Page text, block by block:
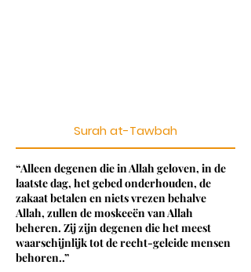
Surah at-Tawbah
“Alleen degenen die in Allah geloven, in de
laatste dag, het gebed onderhouden, de
zakaat betalen en niets vrezen behalve
Allah, zullen de moskeeën van Allah
beheren. Zij zijn degenen die het meest
waarschijnlijk tot de recht-geleide mensen
behoren..”